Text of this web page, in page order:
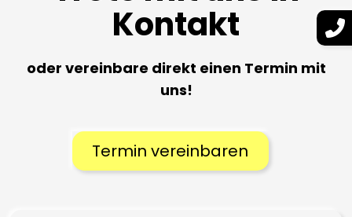
Kontakt
oder vereinbare direkt einen Termin mit
uns!
Termin vereinbaren